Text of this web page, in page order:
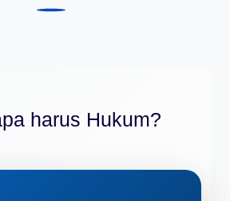
harus Hukum?